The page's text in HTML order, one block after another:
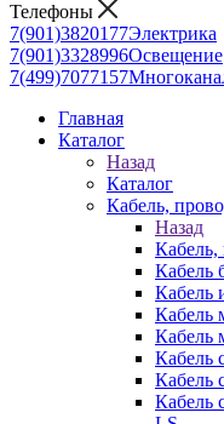
Телефоны
7(901)3820177Электрика
7(901)3328996Освещение
7(499)7077157
Главная
Каталог
Назад
Каталог
Кабель,
Назад
Кабель,
Кабель
Кабель
Кабель